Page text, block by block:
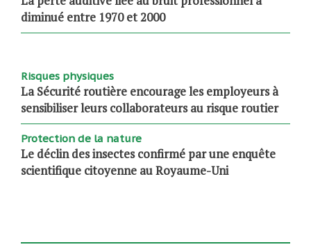
diminué entre 1970 et 2000
Risques physiques
La Sécurité routière encourage les employeurs à
sensibiliser leurs collaborateurs au risque routier
Protection de la nature
Le déclin des insectes confirmé par une enquête
scientifique citoyenne au Royaume-Uni